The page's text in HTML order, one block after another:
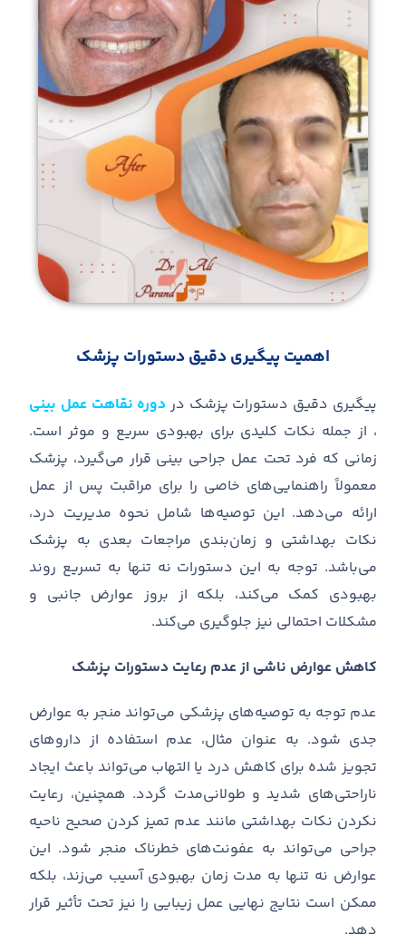
اهمیت پیگیری دقیق دستورات پزشک
پیگیری دقیق دستورات پزشک در دوره نقاهت عمل بینی
، از جمله نکات کلیدی برای بهبودی سریع و موثر است.
زمانی که فرد تحت عمل جراحی بینی قرار میگیرد، پزشک
معمولاً راهنماییهای خاصی را برای مراقبت پس از عمل
ارائه میدهد. این توصیهها شامل نحوه مدیریت درد،
نکات بهداشتی و زمانبندی مراجعات بعدی به پزشک
میباشد. توجه به این دستورات نه تنها به تسریع روند
بهبودی کمک میکند، بلکه از بروز عوارض جانبی و
مشکلات احتمالی نیز جلوگیری میکند.
کاهش عوارض ناشی از عدم رعایت دستورات پزشک
عدم توجه به توصیههای پزشکی میتواند منجر به عوارض
جدی شود. به عنوان مثال، عدم استفاده از داروهای
تجویز شده برای کاهش درد یا التهاب میتواند باعث ایجاد
ناراحتیهای شدید و طولانیمدت گردد. همچنین، رعایت
نکردن نکات بهداشتی مانند عدم تمیز کردن صحیح ناحیه
جراحی میتواند به عفونتهای خطرناک منجر شود. این
عوارض نه تنها به مدت زمان بهبودی آسیب میزند، بلکه
ممکن است نتایج نهایی عمل زیبایی را نیز تحت تأثیر قرار
دهد.